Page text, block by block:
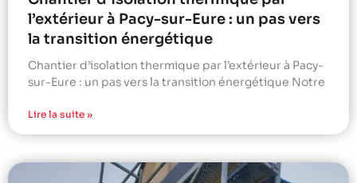
l’extérieur à Pacy-sur-Eure : un pas vers
la transition énergétique
Chantier d’isolation thermique par l’extérieur à Pacy-
sur-Eure : un pas vers la transition énergétique Notre
Lire la suite »